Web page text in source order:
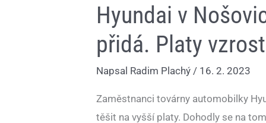
Hyundai v
přidá. Platy
Napsal Radim Plachý / 16. 2. 2023
Zaměstnanci továrny automobilky
těšit na vyšší platy. Dohodly se na